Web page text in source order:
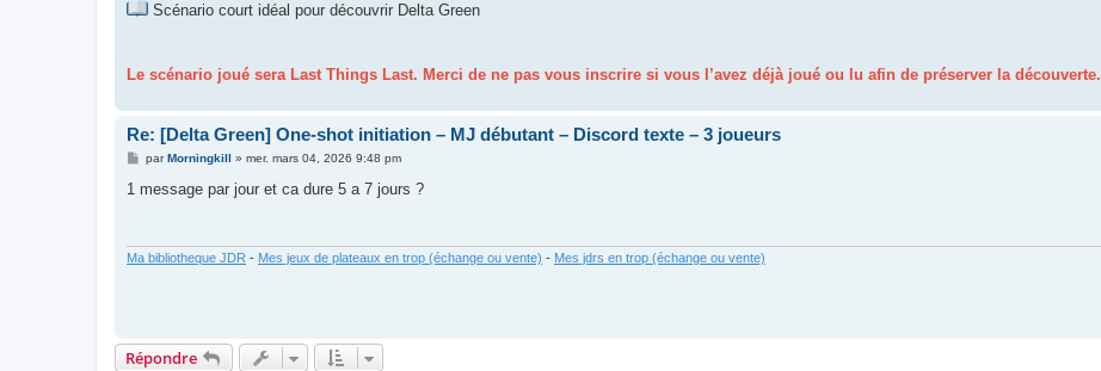
Scénario court idéal pour découvrir Delta Green
Le scénario joué sera Last Things Last. Merci de ne pas vous inscrire si vous l’avez déjà joué ou lu afin de préserver la découverte.
Re: [Delta Green] One-shot initiation – MJ débutant – Discord texte – 3 joueurs
M
s
parMorningkill » mer. mars 04, 2026 9:48 pm
1 message par jour et ca dure 5 a 7 jours ?
Ma bibliotheque JDR - Mes jeux de plateaux en trop (échange ou vente) - Mes jdrs en trop (échange ou vente)
Répondre